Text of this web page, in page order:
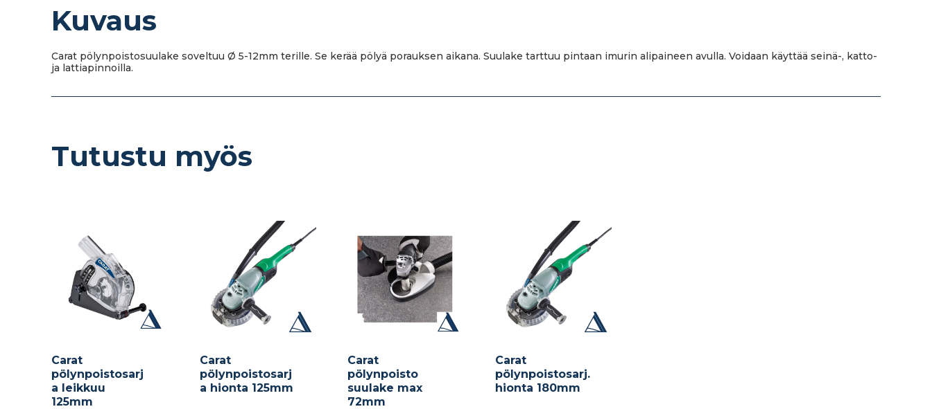
Kuvaus
Carat pölynpoistosuulake soveltuu Ø 5-12mm terille. Se kerää pölyä porauksen aikana. Suulake tarttuu pintaan imurin alipaineen avulla. Voidaan käyttää seinä-, katto-
ja lattiapinnoilla.
Tutustu myös
Carat
pölynpoistosarj
a leikkuu
125mm
Carat
pölynpoistosarj
a hionta 125mm
Carat
pölynpoisto
suulake max
72mm
Carat
pölynpoistosarj.
hionta 180mm